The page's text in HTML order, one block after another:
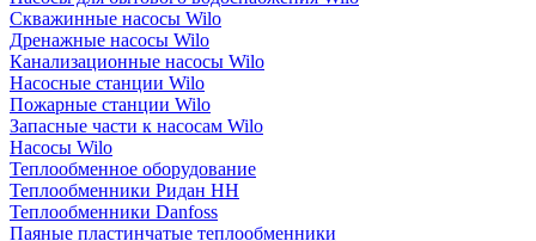
Скважинные насосы Wilo
Дренажные насосы Wilo
Канализационные насосы Wilo
Насосные станции Wilo
Пожарные станции Wilo
Запасные части к насосам Wilo
Насосы Wilo
Теплообменное оборудование
Теплообменники Ридан НН
Теплообменники Danfoss
Паяные пластинчатые теплообменники